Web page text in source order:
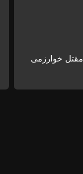
مقتل خوارزمی